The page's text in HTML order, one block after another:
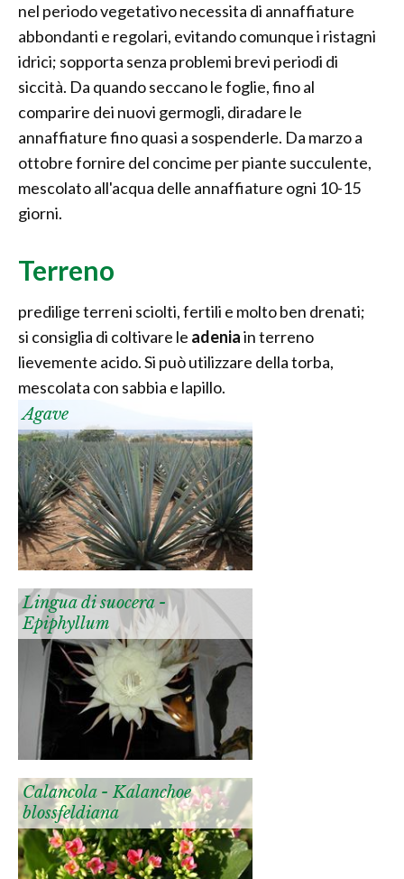
nel periodo vegetativo necessita di annaffiature
abbondanti e regolari, evitando comunque i ristagni
idrici; sopporta senza problemi brevi periodi di
siccità. Da quando seccano le foglie, fino al
comparire dei nuovi germogli, diradare le
annaffiature fino quasi a sospenderle. Da marzo a
ottobre fornire del concime per piante succulente,
mescolato all'acqua delle annaffiature ogni 10-15
giorni.
Terreno
predilige terreni sciolti, fertili e molto ben drenati;
si consiglia di coltivare le adeniain terreno
lievemente acido. Si può utilizzare della torba,
mescolata con sabbia e lapillo.
Agave
Lingua di suocera -
Epiphyllum
Calancola - Kalanchoe
blossfeldiana